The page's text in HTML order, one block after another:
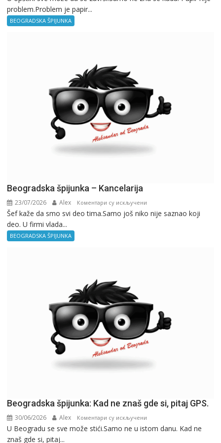
problem.Problem je papir...
BEOGRADSKA ŠPIJUNKA
Beogradska špijunka – Kancelarija
23/07/2026 Alex Коментари су искључени
Beogradska
Šef kaže da smo svi deo tima.Samo još niko nije saznao koji
deo. U firmi vlada...
BEOGRADSKA ŠPIJUNKA
Beogradska špijunka: Kad ne znaš gde si, pitaj GPS.
30/06/2026 Alex Коментари су искључени
Beogradska
U Beogradu se sve može stići.Samo ne u istom danu. Kad ne
znaš gde si, pitaj...